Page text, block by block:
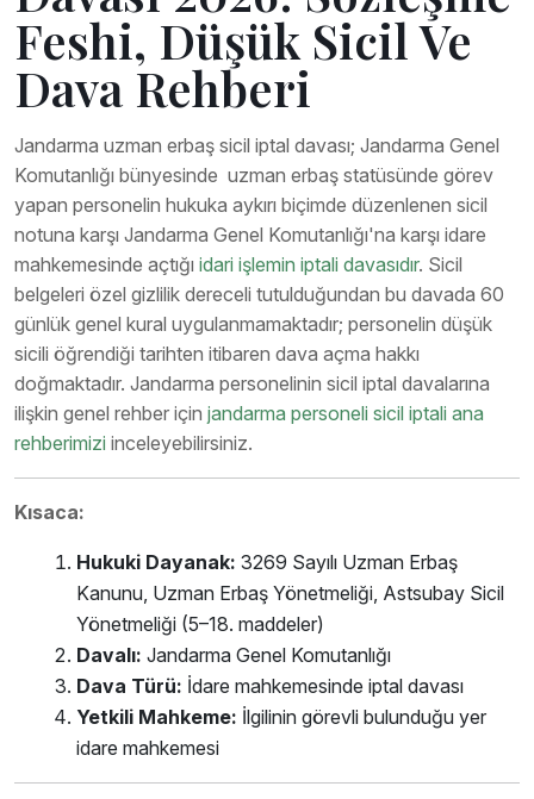
Feshi, Düşük Sicil Ve
Dava Rehberi
Jandarma uzman erbaş sicil iptal davası; Jandarma Genel
Komutanlığı bünyesinde uzman erbaş statüsünde görev
yapan personelin hukuka aykırı biçimde düzenlenen sicil
notuna karşı Jandarma Genel Komutanlığı'na karşı idare
mahkemesinde açtığı idari işlemin iptali davasıdır. Sicil
belgeleri özel gizlilik dereceli tutulduğundan bu davada 60
günlük genel kural uygulanmamaktadır; personelin düşük
sicili öğrendiği tarihten itibaren dava açma hakkı
doğmaktadır. Jandarma personelinin sicil iptal davalarına
ilişkin genel rehber için jandarma personeli sicil iptali ana
rehberimizi inceleyebilirsiniz.
Kısaca:
Hukuki Dayanak: 3269 Sayılı Uzman Erbaş
Kanunu, Uzman Erbaş Yönetmeliği, Astsubay Sicil
Yönetmeliği (5–18. maddeler)
Davalı: Jandarma Genel Komutanlığı
Dava Türü: İdare mahkemesinde iptal davası
Yetkili Mahkeme: İlgilinin görevli bulunduğu yer
idare mahkemesi